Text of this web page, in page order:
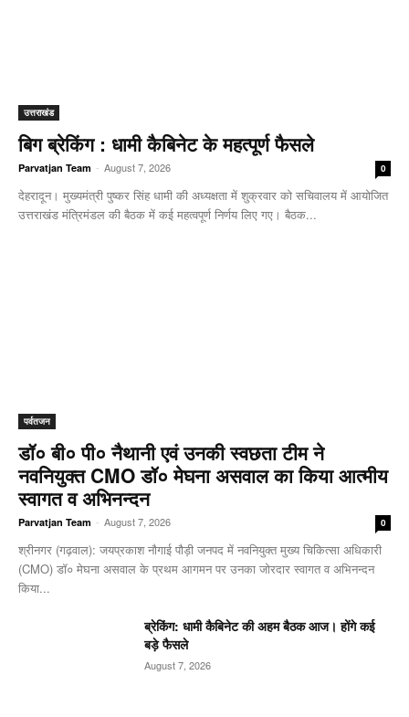
उत्तराखंड
बिग ब्रेकिंग : धामी कैबिनेट के महत्पूर्ण फैसले
Parvatjan Team - August 7, 2026 0
देहरादून। मुख्यमंत्री पुष्कर सिंह धामी की अध्यक्षता में शुक्रवार को सचिवालय में आयोजित
उत्तराखंड मंत्रिमंडल की बैठक में कई महत्वपूर्ण निर्णय लिए गए। बैठक...
पर्वतजन
डॉ० बी० पी० नैथानी एवं उनकी स्वछता टीम ने
नवनियुक्त CMO डॉ० मेघना असवाल का किया आत्मीय
स्वागत व अभिनन्दन
Parvatjan Team - August 7, 2026 0
श्रीनगर (गढ़वाल): जयप्रकाश नौगाई ​पौड़ी जनपद में नवनियुक्त मुख्य चिकित्सा अधिकारी
(CMO) डॉ० मेघना असवाल के प्रथम आगमन पर उनका जोरदार स्वागत व अभिनन्दन
किया...
ब्रेकिंग: धामी कैबिनेट की अहम बैठक आज। होंगे कई
बड़े फैसले
August 7, 2026